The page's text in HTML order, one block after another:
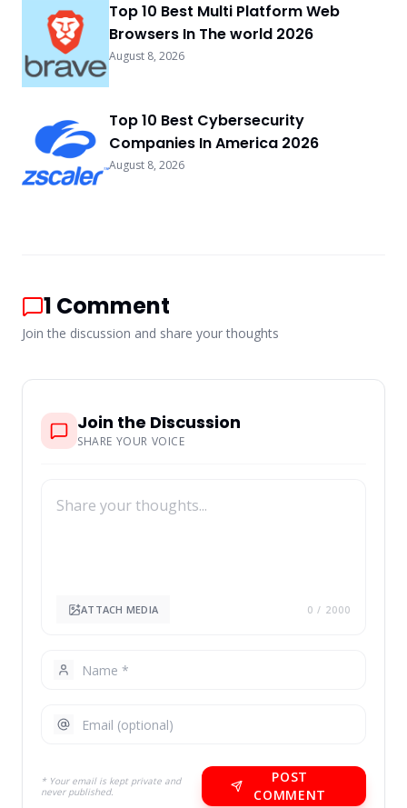
Top 10 Best Multi Platform Web
Browsers In The world 2026
August 8, 2026
Top 10 Best Cybersecurity
Companies In America 2026
August 8, 2026
1 Comment
Join the discussion and share your thoughts
Join the Discussion
SHARE YOUR VOICE
ATTACH MEDIA 0 / 2000
* Your email is kept private and
never published.
POST
COMMENT